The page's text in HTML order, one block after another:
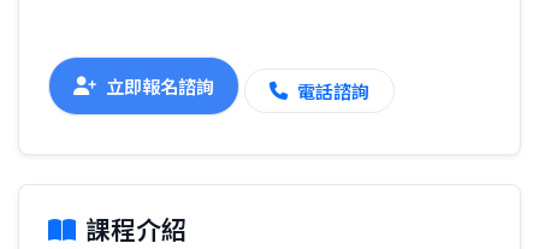
立即報名諮詢 電話諮詢
課程介紹